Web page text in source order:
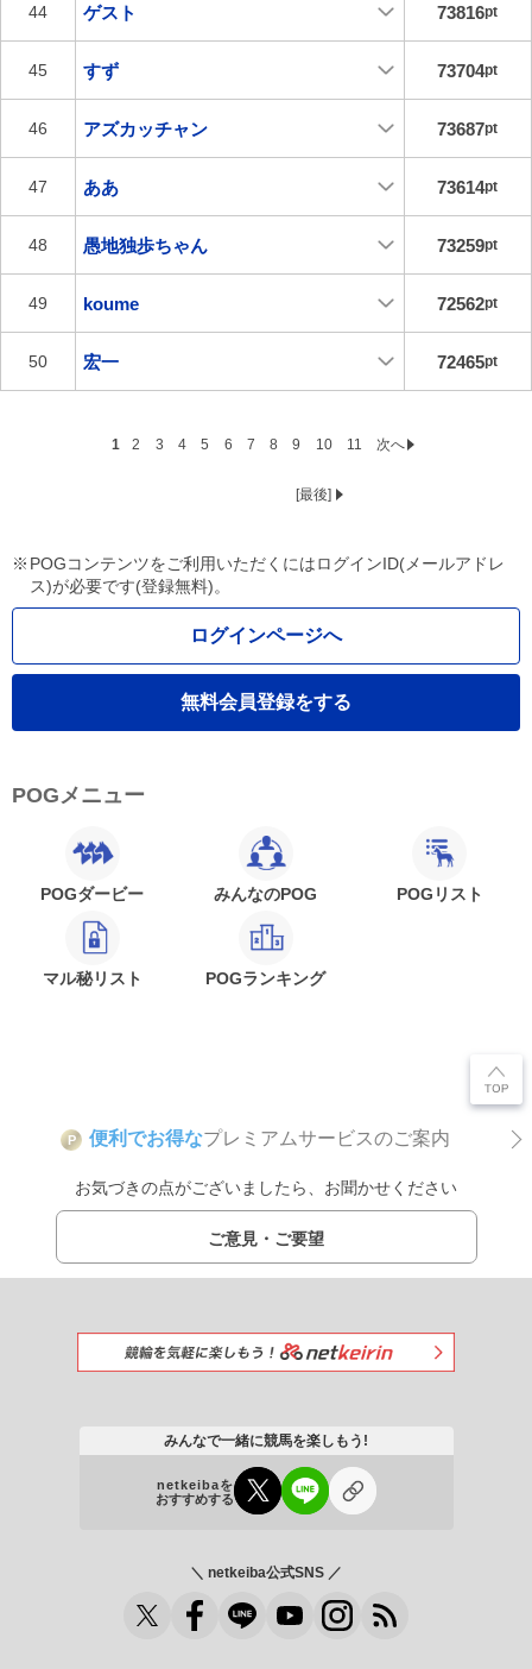
44 ゲスト 73816pt
45 すず 73704pt
46 アズカッチャン 73687pt
47 ああ 73614pt
48 愚地独歩ちゃん 73259pt
49 koume 72562pt
50 宏一 72465pt
1 2 3 4 5 6 7 8 9 10 11 次へ
[最後]
POGコンテンツをご利用いただくにはログインID(メールアドレ
ス)が必要です(登録無料)。
ログインページへ
無料会員登録をする
POGメニュー
POGダービー みんなのPOG POGリスト
マル秘リスト POGランキング
P 便利でお得なプレミアムサービスのご案内
お気づきの点がございましたら、お聞かせください
ご意見・ご要望
みんなで一緒に競馬を楽しもう!
netkeibaを
おすすめする
＼ netkeiba公式SNS ／